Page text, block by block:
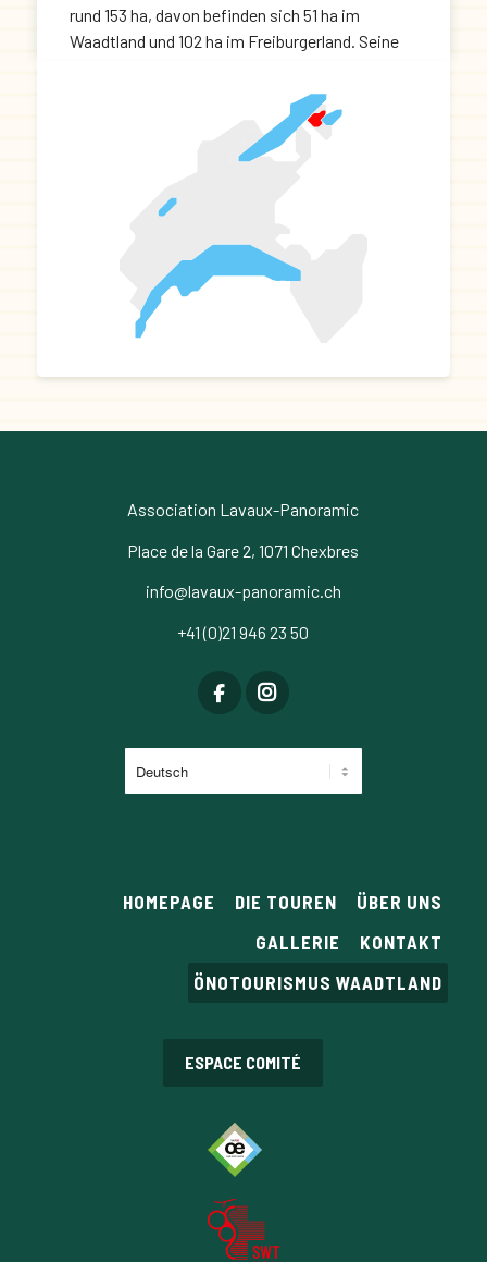
rund 153 ha, davon befinden sich 51 ha im
Waadtland und 102 ha im Freiburgerland. Seine
Association Lavaux-Panoramic
Place de la Gare 2, 1071 Chexbres
info@lavaux-panoramic.ch
+41 (0)21 946 23 50
HOMEPAGE DIE TOUREN
ÜBER UNS
GALLERIE
KONTAKT
ÖNOTOURISMUS WAADTLAND
ESPACE COMITÉ